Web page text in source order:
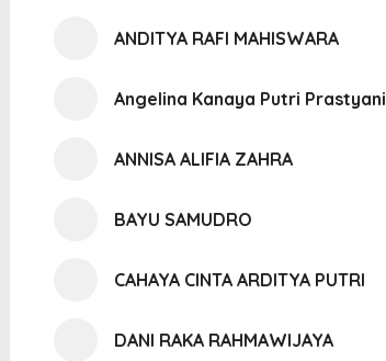
ANDITYA RAFI MAHISWARA
Angelina Kanaya Putri Prastyani
ANNISA ALIFIA ZAHRA
BAYU SAMUDRO
CAHAYA CINTA ARDITYA PUTRI
DANI RAKA RAHMAWIJAYA